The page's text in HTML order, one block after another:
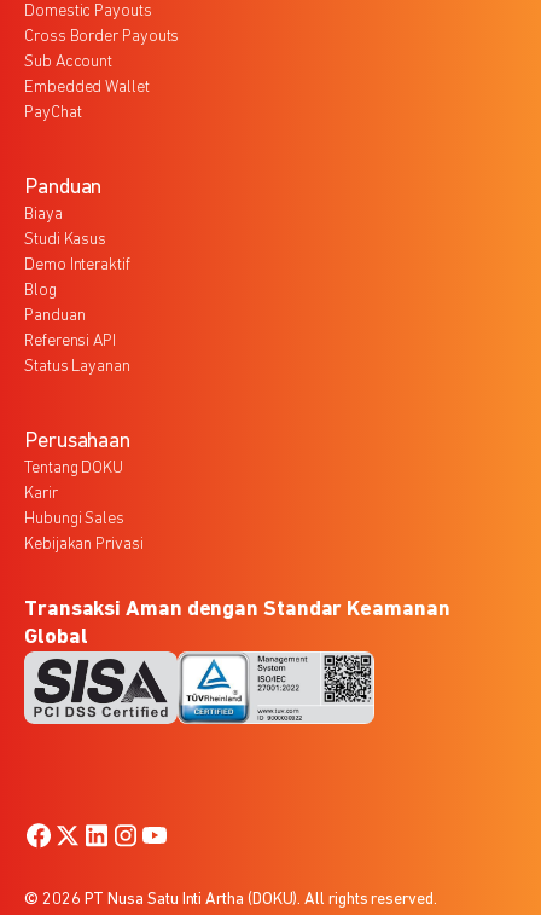
Domestic Payouts
Cross Border Payouts
Sub Account
Embedded Wallet
PayChat
Panduan
Biaya
Studi Kasus
Demo Interaktif
Blog
Panduan
Referensi API
Status Layanan
Perusahaan
Tentang DOKU
Karir
Hubungi Sales
Kebijakan Privasi
Transaksi Aman dengan Standar Keamanan
Global
© 2026 PT Nusa Satu Inti Artha (DOKU). All rights reserved.